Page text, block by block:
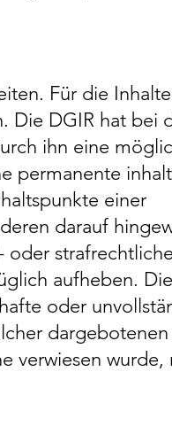
Für die
Die DGIR hat bei
ihn eine
permanente
einer
darauf
oder strafrechtliche
aufheben.
oder
dargebotenen
verwiesen wurde,